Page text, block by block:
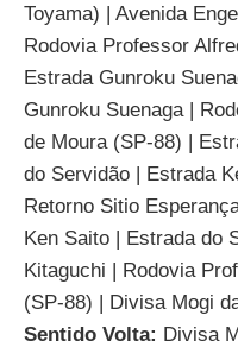
Toyama) | Avenida
Rodovia Professor
Estrada Gunroku
Gunroku Suenaga |
de Moura (SP-88) |
do Servidão | Estrada
Retorno Sitio
Ken Saito | Estrada do
Kitaguchi | Rodovia
(SP-88) | Divisa Mogi
Sentido Volta: Divisa